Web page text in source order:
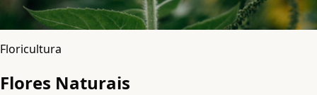
Floricultura
Flores Naturais